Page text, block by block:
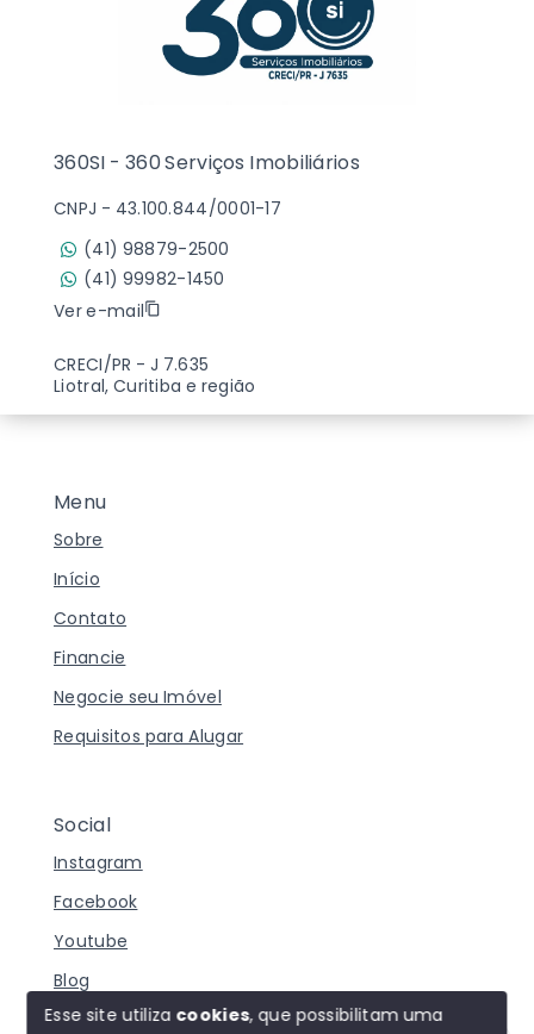
Menu
Sobre
Início
Contato
Financie
Negocie seu Imóvel
Requisitos para Alugar
Social
Instagram
Facebook
Youtube
Blog
360SI - 360 Serviços Imobiliários
CNPJ - 43.100.844/0001-17
(41) 98879-2500
(41) 99982-1450
Ver e-mail
CRECI/PR - J 7.635
Liotral, Curitiba e região
Esse site utiliza cookies, que possibilitam uma